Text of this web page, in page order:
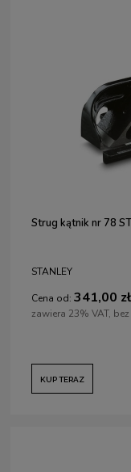
Strug kątnik nr 78
STANLEY
Cena od: 341,00 zł
zawiera 23% VAT,
KUP TERAZ